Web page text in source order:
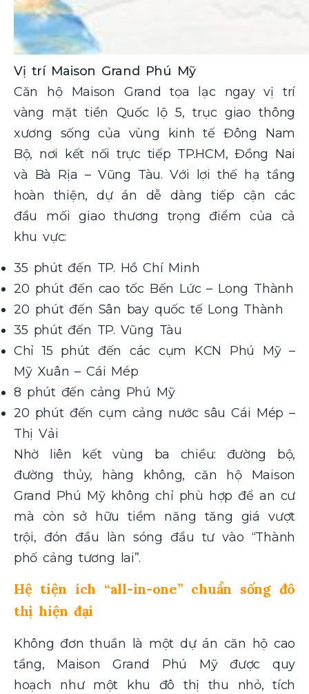
Vị trí Maison Grand Phú Mỹ
Căn hộ Maison Grand tọa lạc ngay vị trí
vàng mặt tiền Quốc lộ 5, trục giao thông
xương sống của vùng kinh tế Đông Nam
Bộ, nơi kết nối trực tiếp TP.HCM, Đồng Nai
và Bà Rịa – Vũng Tàu. Với lợi thế hạ tầng
hoàn thiện, dự án dễ dàng tiếp cận các
đầu mối giao thương trọng điểm của cả
khu vực:
35 phút đến TP. Hồ Chí Minh
20 phút đến cao tốc Bến Lức – Long Thành
20 phút đến Sân bay quốc tế Long Thành
35 phút đến TP. Vũng Tàu
Chỉ 15 phút đến các cụm KCN Phú Mỹ –
Mỹ Xuân – Cái Mép
8 phút đến cảng Phú Mỹ
20 phút đến cụm cảng nước sâu Cái Mép –
Thị Vải
Nhờ liên kết vùng ba chiều: đường bộ,
đường thủy, hàng không, căn hộ Maison
Grand Phú Mỹ không chỉ phù hợp để an cư
mà còn sở hữu tiềm năng tăng giá vượt
trội, đón đầu làn sóng đầu tư vào “Thành
phố cảng tương lai”.
Hệ tiện ích “all-in-one” chuẩn sống đô
thị hiện đại
Không đơn thuần là một dự án căn hộ cao
tầng, Maison Grand Phú Mỹ được quy
hoạch như một khu đô thị thu nhỏ, tích